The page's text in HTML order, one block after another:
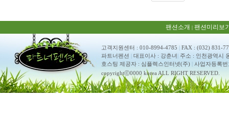
팬션소개 | 팬션미리보
고객지원센터 : 010-8994-4785 | FAX : (032) 831-
파트너펜션 | 대표이사 : 강춘녀| 주소 : 인천광역시
호스팅 제공자 : 심플렉스인터넷(주)
사업자등록
copyrightⓒ0000 korea ALL RIGHT RESERVED.